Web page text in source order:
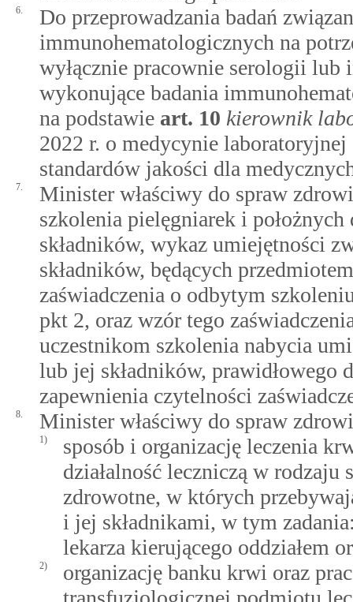
6.
Do przeprowadzania badań
immunohematologicznych na
wyłącznie pracownie serologii
wykonujące badania
na podstawie art. 10 kierownik
2022 r. o medycynie
standardów jakości dla
7.
Minister właściwy do spraw
szkolenia pielęgniarek i
składników, wykaz umiejętności
składników, będących
zaświadczenia o odbytym
pkt 2, oraz wzór tego
uczestnikom szkolenia nabycia
lub jej składników, prawidłowego
zapewnienia czytelności
8. Minister właściwy do spraw
1)
sposób i organizację leczenia
działalność leczniczą w rodzaju
zdrowotne, w których
i jej składnikami, w tym
lekarza kierującego oddziałem
2)
organizację banku krwi oraz